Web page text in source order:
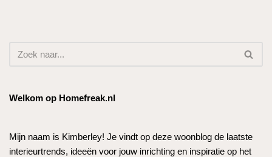
Welkom op Homefreak.nl
Mijn naam is Kimberley! Je vindt op deze woonblog de laatste
interieurtrends, ideeën voor jouw inrichting en inspiratie op het